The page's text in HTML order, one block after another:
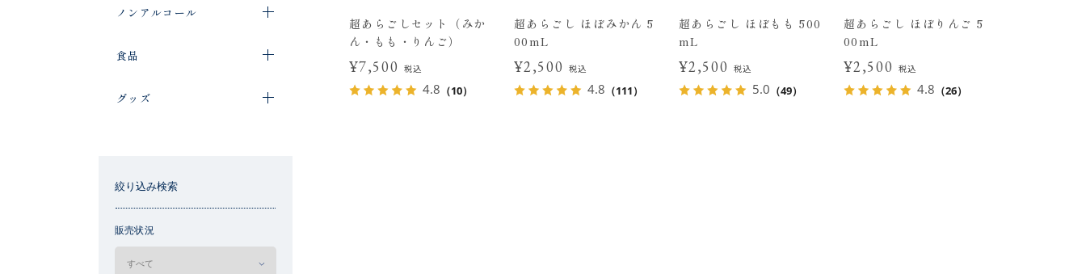
ノンアルコール
食品
グッズ
絞り込み検索
販売状況
超あらごしセット（みか
ん・もも・りんご）
¥7,500 税込
4.8 （10）
超あらごし ほぼみかん 5
00mL
¥2,500 税込
4.8 （111）
超あらごし ほぼもも 500
mL
¥2,500 税込
5.0 （49）
超あらごし ほぼりんご 5
00mL
¥2,500 税込
4.8 （26）